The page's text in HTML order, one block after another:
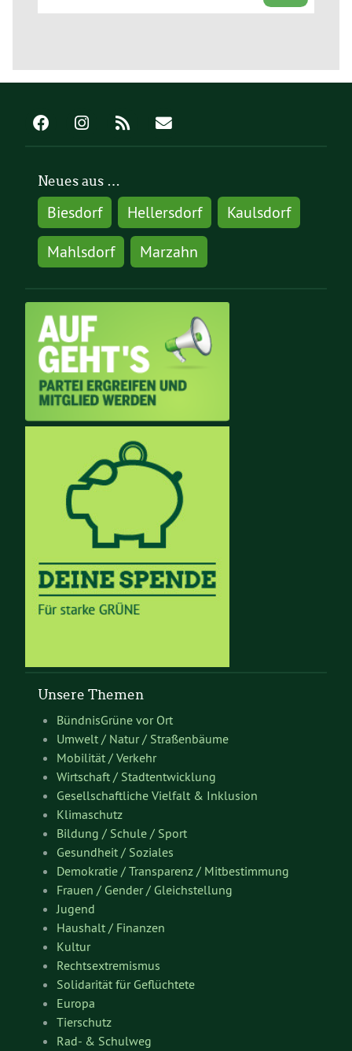
Neues aus …
Biesdorf Hellersdorf
Kaulsdorf
Mahlsdorf
Marzahn
Unsere Themen
BündnisGrüne vor Ort
Umwelt / Natur / Straßenbäume
Mobilität / Verkehr
Wirtschaft / Stadtentwicklung
Gesellschaftliche Vielfalt & Inklusion
Klimaschutz
Bildung / Schule / Sport
Gesundheit / Soziales
Demokratie / Transparenz / Mitbestimmung
Frauen / Gender / Gleichstellung
Jugend
Haushalt / Finanzen
Kultur
Rechtsextremismus
Solidarität für Geflüchtete
Europa
Tierschutz
Rad- & Schulweg